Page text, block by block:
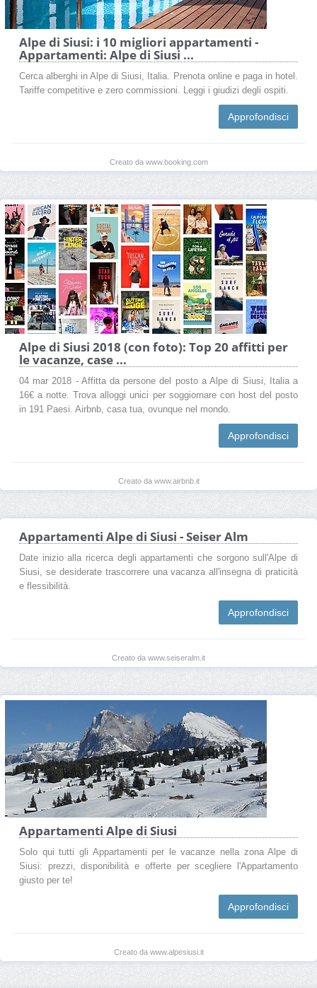
Alpe di Siusi: i 10 migliori appartamenti -
Appartamenti: Alpe di Siusi ...
Cerca alberghi in Alpe di Siusi, Italia. Prenota online e paga in hotel.
Tariffe competitive e zero commissioni. Leggi i giudizi degli ospiti.
Approfondisci
Creato da www.booking.com
Alpe di Siusi 2018 (con foto): Top 20 affitti per
le vacanze, case ...
04 mar 2018 - Affitta da persone del posto a Alpe di Siusi, Italia a
16€ a notte. Trova alloggi unici per soggiornare con host del posto
in 191 Paesi. Airbnb, casa tua, ovunque nel mondo.
Approfondisci
Creato da www.airbnb.it
Appartamenti Alpe di Siusi - Seiser Alm
Date inizio alla ricerca degli appartamenti che sorgono sull'Alpe di
Siusi, se desiderate trascorrere una vacanza all'insegna di praticità
e flessibilità.
Approfondisci
Creato da www.seiseralm.it
Appartamenti Alpe di Siusi
Solo qui tutti gli Appartamenti per le vacanze nella zona Alpe di
Siusi: prezzi, disponibilità e offerte per scegliere l'Appartamento
giusto per te!
Approfondisci
Creato da www.alpesiusi.it